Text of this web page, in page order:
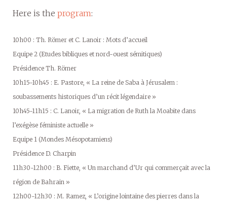
Here is the program:
10h00 : Th. Römer et C. Lanoir : Mots d’accueil
Equipe 2 (Etudes bibliques et nord-ouest sémitiques)
Présidence Th. Römer
10h15-10h45 : E. Pastore, « La reine de Saba à Jérusalem :
soubassements historiques d’un récit légendaire »
10h45-11h15 : C. Lanoir, « La migration de Ruth la Moabite dans
l’exégèse féministe actuelle »
Equipe 1 (Mondes Mésopotamiens)
Présidence D. Charpin
11h30-12h00 : B. Fiette, « Un marchand d’Ur qui commerçait avec la
région de Bahrain »
12h00-12h30 : M. Ramez, « L’origine lointaine des pierres dans la